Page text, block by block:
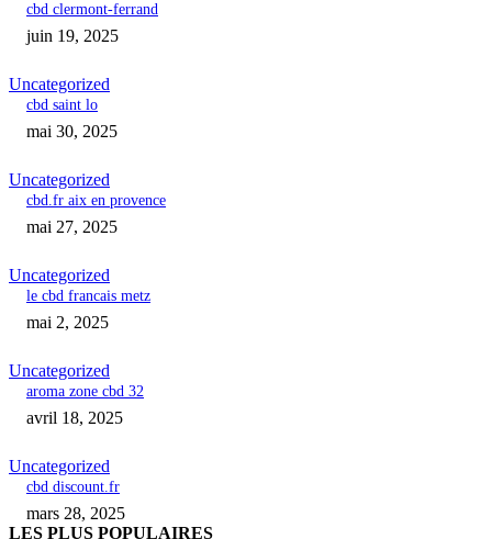
cbd clermont-ferrand
juin 19, 2025
Uncategorized
cbd saint lo
mai 30, 2025
Uncategorized
cbd.fr aix en provence
mai 27, 2025
Uncategorized
le cbd francais metz
mai 2, 2025
Uncategorized
aroma zone cbd 32
avril 18, 2025
Uncategorized
cbd discount.fr
mars 28, 2025
LES PLUS POPULAIRES